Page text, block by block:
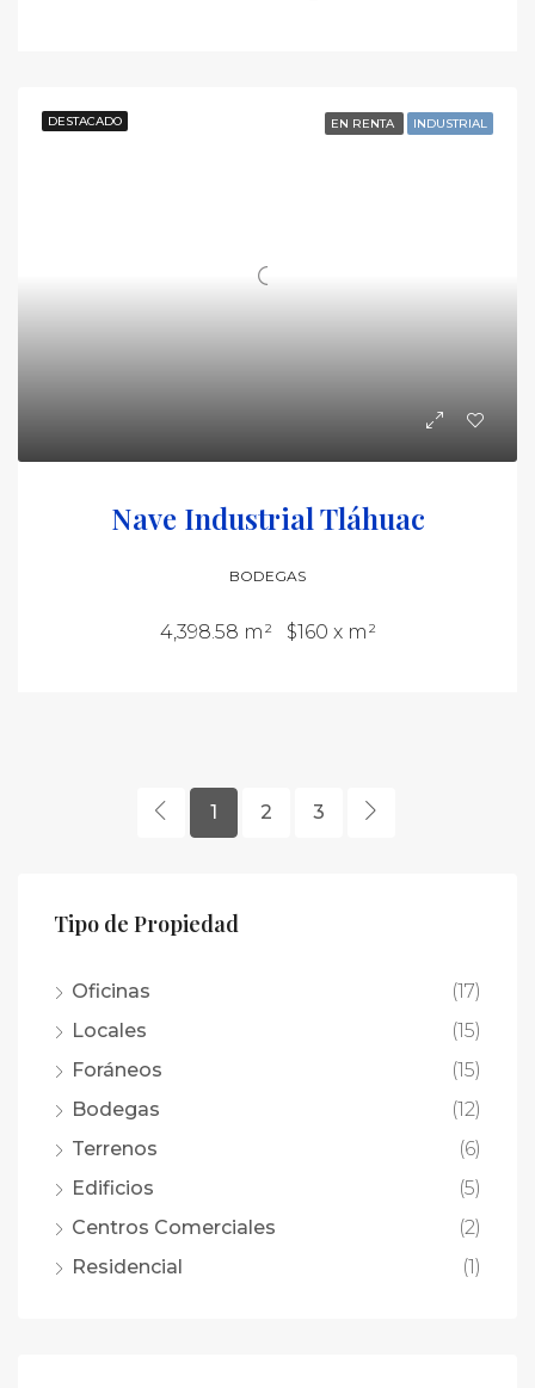
DESTACADO EN RENTA INDUSTRIAL
Nave Industrial Tláhuac
BODEGAS
4,398.58 m² $160 x m²
1 2 3
Tipo de Propiedad
Oficinas
(17)
Locales
(15)
Foráneos
(15)
Bodegas
(12)
Terrenos
(6)
Edificios
(5)
Centros Comerciales
(2)
Residencial
(1)